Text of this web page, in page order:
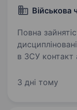
Військова
Повна зайнятість. Вимоги:
дисциплінованість, Умови
в ЗСУ контакт
3 дні тому